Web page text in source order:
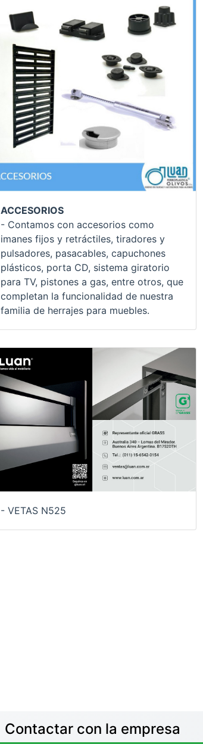
ACCESORIOS
- Contamos con accesorios como
imanes fijos y retráctiles, tiradores y
pulsadores, pasacables, capuchones
plásticos, porta CD, sistema giratorio
para TV, pistones a gas, entre otros, que
completan la funcionalidad de nuestra
familia de herrajes para muebles.
- VETAS N525
Contactar con la empresa